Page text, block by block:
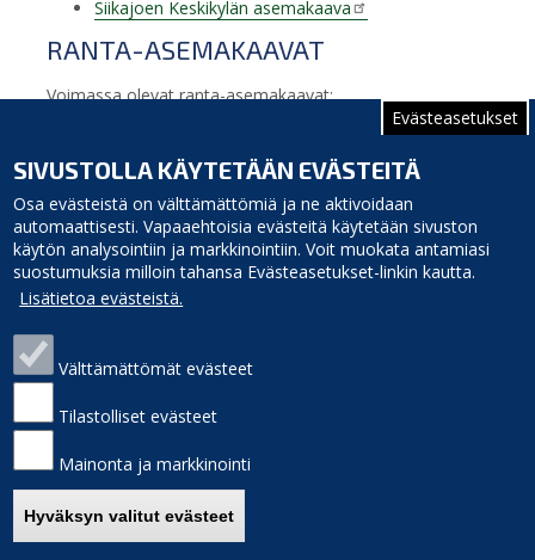
Evästeasetukset
SIVUSTOLLA KÄYTETÄÄN EVÄSTEITÄ
Osa evästeistä on välttämättömiä ja ne aktivoidaan
automaattisesti. Vapaaehtoisia evästeitä käytetään sivuston
käytön analysointiin ja markkinointiin. Voit muokata antamiasi
suostumuksia milloin tahansa Evästeasetukset-linkin kautta.
Lisätietoa evästeistä.
Välttämättömät evästeet
Tilastolliset evästeet
Mainonta ja markkinointi
Hyväksyn valitut evästeet
Siikajoen Keskikylän asemakaava
RANTA-ASEMAKAAVAT
Voimassa olevat ranta-asemakaavat:
Tunelin pienvenesataman ranta-asemakaava
Tauvon ranta-asemakaava
Järvelänjärven ranta-asemakaava
Siikajoen kunta
Virastotie 5A
92400 Ruukki
e-mail: kunnanvirasto(at)siikajoki.fi